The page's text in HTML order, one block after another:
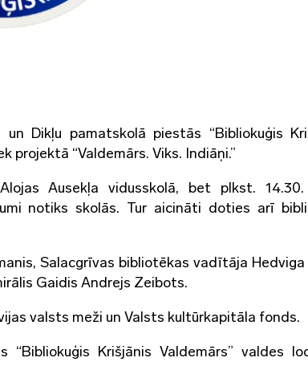
un Dikļu pamatskolā piestās “Bibliokuģis
projektā “Valdemārs. Viks. Indiāņi.”
Ausekļa vidusskolā, bet plkst. 14.30.
notiks skolās. Tur aicināti doties arī
Salacgrīvas bibliotēkas vadītāja Hedviga
Gaidis Andrejs Zeibots.
valsts meži un Valsts kultūrkapitāla fonds.
Krišjānis Valdemārs” valdes